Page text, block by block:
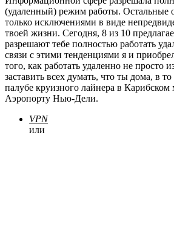
(удаленный) режим работы. Остальные
только исключениями в виде
твоей жизни. Сегодня, 8 из 10
разрешают тебе полностью работать
связи с этими тенденциями я и
того, как работать удаленно не просто
заставить всех думать, что ты дома, в
палубе круизного лайнера в Карибском
Аэропорту Нью-Дели.
VPN
или